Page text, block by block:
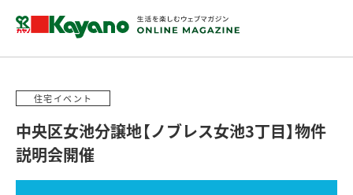
住宅イベント
中央区女池分譲地【ノブレス女池3丁目】物件
説明会開催